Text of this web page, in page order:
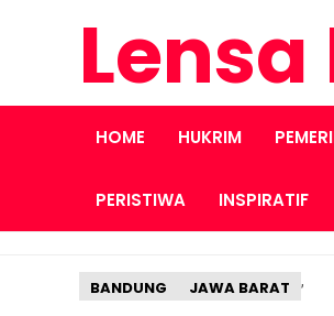
Lensa
HOME HUKRIM
PERISTIWA INSPIRATIF
BANDUNG ,
JAWA BARAT